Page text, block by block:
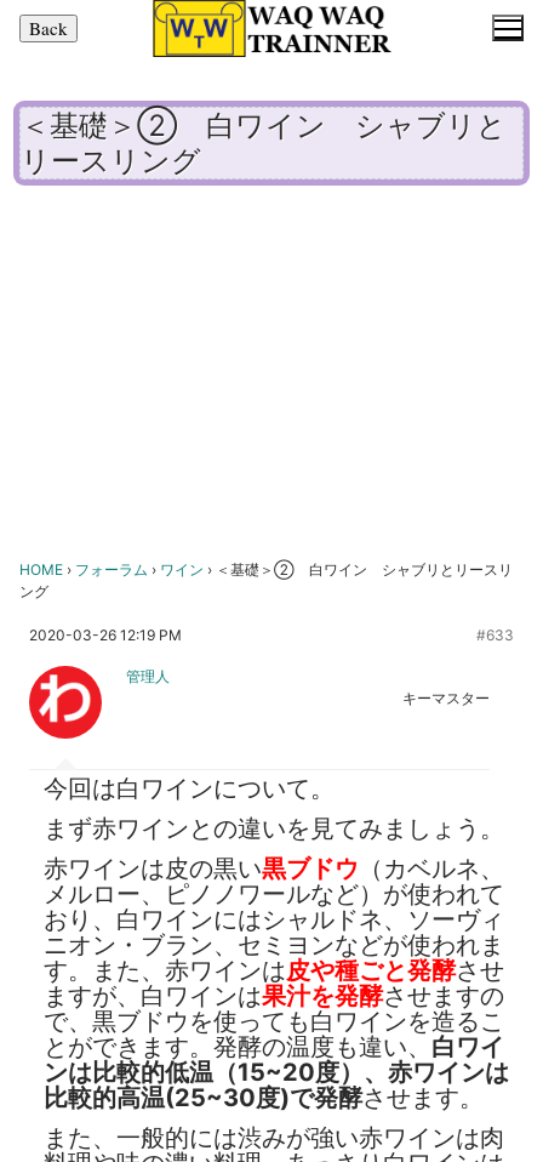
ン
＜基礎＞② 白ワイン シャブリと
リースリング
HOME › フォーラム › ワイン › ＜基礎＞② 白ワイン シャブリとリースリ
ング
2020-03-26 12:19 PM #633
管理人
キーマスター
今回は白ワインについて。
まず赤ワインとの違いを見てみましょう。
赤ワインは皮の黒い黒ブドウ （カベルネ、
メルロー、ピノノワールなど）が使われて
おり、白ワインにはシャルドネ、ソーヴィ
ニオン・ブラン、セミヨンなどが使われま
す。また、赤ワインは皮や種ごと発酵させ
ますが、白ワインは果汁を発酵させますの
で、黒ブドウを使っても白ワインを造るこ
とができます。発酵の温度も違い、 白ワイ
ンは比較的低温（15~20度）、赤ワインは
比較的高温(25~30度)で発酵させます。
また、一般的には渋みが強い赤ワインは肉